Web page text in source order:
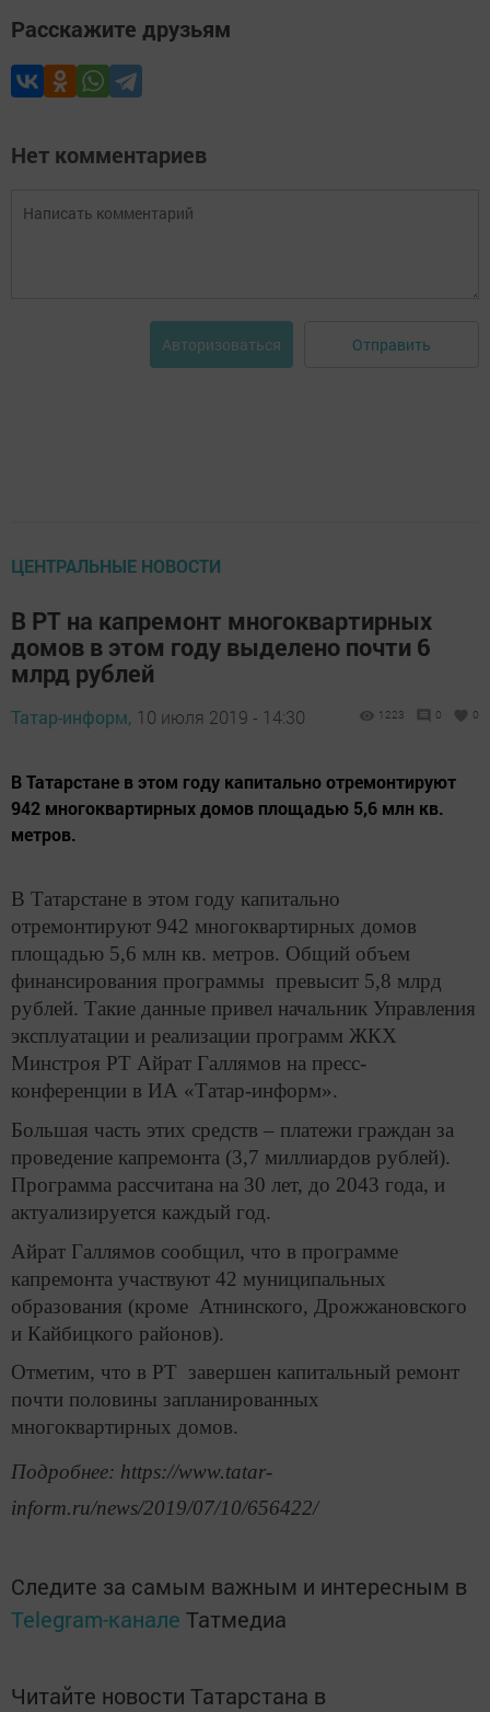
Расскажите друзьям
Нет комментариев
Авторизоваться Отправить
ЦЕНТРАЛЬНЫЕ НОВОСТИ
В РТ на капремонт многоквартирных
домов в этом году выделено почти 6
млрд рублей
Татар-информ, 10 июля 2019 - 14:30 1223 0 0
В Татарстане в этом году капитально отремонтируют
942 многоквартирных домов площадью 5,6 млн кв.
метров.
В Татарстане в этом году капитально
отремонтируют 942 многоквартирных домов
площадью 5,6 млн кв. метров. Общий объем
финансирования программы превысит 5,8 млрд
рублей. Такие данные привел начальник Управления
эксплуатации и реализации программ ЖКХ
Минстроя РТ Айрат Галлямов на пресс-
конференции в ИА «Татар-информ».
Большая часть этих средств – платежи граждан за
проведение капремонта (3,7 миллиардов рублей).
Программа рассчитана на 30 лет, до 2043 года, и
актуализируется каждый год.
Айрат Галлямов сообщил, что в программе
капремонта участвуют 42 муниципальных
образования (кроме Атнинского, Дрожжановского
и Кайбицкого районов).
Отметим, что в РТ завершен капитальный ремонт
почти половины запланированных
многоквартирных домов.
Подробнее: https://www.tatar-
inform.ru/news/2019/07/10/656422/
Следите за самым важным и интересным в
Telegram-канале Татмедиа
Читайте новости Татарстана в